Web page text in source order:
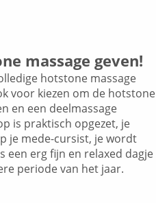
massage geven!
hotstone massage
voor kiezen om de hotstone
en een deelmassage
is praktisch opgezet, je
je mede-cursist, je wordt
een erg fijn en relaxed dagje
periode van het jaar.